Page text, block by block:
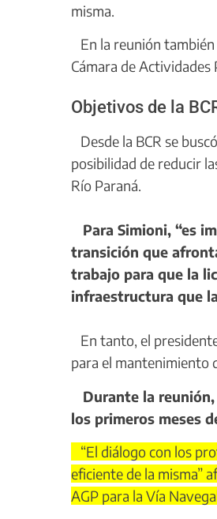
misma.
En la reunión
Cámara de
Objetivos de la
Desde la BCR se
posibilidad de reducir
Río Paraná.
Para Simioni, “es
transición que
trabajo para que la
infraestructura que
En tanto, el
para el mantenimiento
Durante la
los primeros meses
“El diálogo con los
eficiente de la misma”
AGP para la Vía